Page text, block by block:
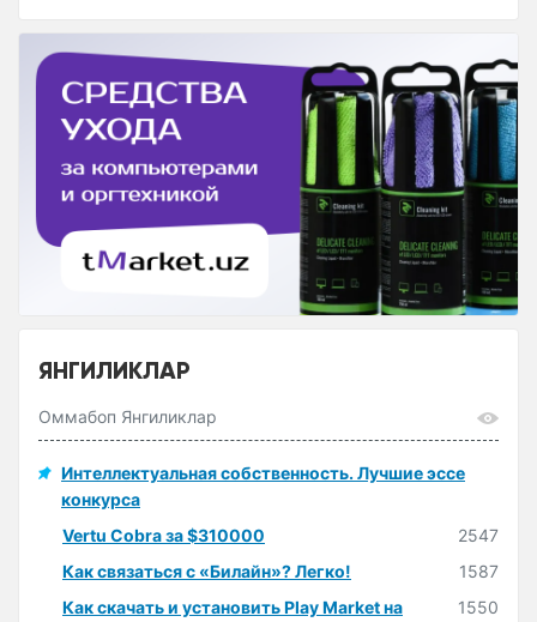
ЯНГИЛИКЛАР
Оммабоп Янгиликлар
Интеллектуальная собственность. Лучшие эссе
конкурса
Vertu Cobra за $310000
2547
Как связаться с «Билайн»? Легко!
1587
Как скачать и установить Play Market на
1550